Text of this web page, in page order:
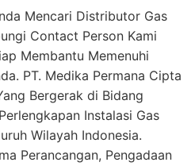
Mencari Distributor Gas
Contact Person Kami
Membantu Memenuhi
PT. Medika Permana Cipta
Bergerak di Bidang
Instalasi Gas
Wilayah Indonesia.
Perancangan, Pengadaan